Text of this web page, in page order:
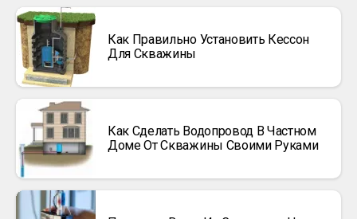
Как Правильно Установить Кессон
Для Скважины
Как Сделать Водопровод В Частном
Доме От Скважины Своими Руками